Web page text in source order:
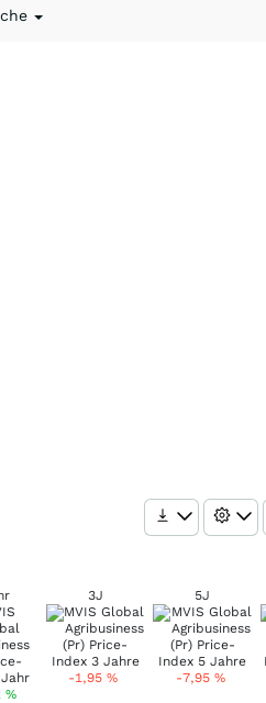
%
3J
-1,95%
5J
-7,95 %